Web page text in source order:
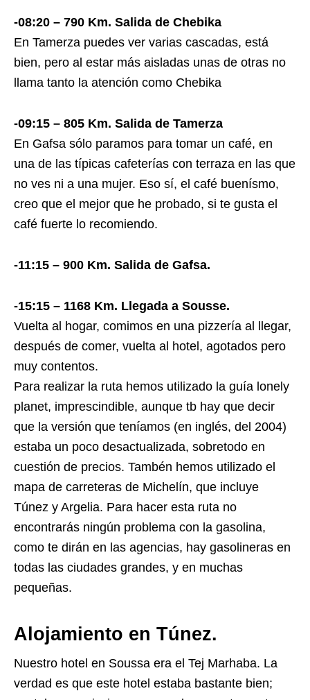
-08:20 – 790 Km. Salida de Chebika
En Tamerza puedes ver varias cascadas, está
bien, pero al estar más aisladas unas de otras no
llama tanto la atención como Chebika
-09:15 – 805 Km. Salida de Tamerza
En Gafsa sólo paramos para tomar un café, en
una de las típicas cafeterías con terraza en las que
no ves ni a una mujer. Eso sí, el café buenísmo,
creo que el mejor que he probado, si te gusta el
café fuerte lo recomiendo.
-11:15 – 900 Km. Salida de Gafsa.
-15:15 – 1168 Km. Llegada a Sousse.
Vuelta al hogar, comimos en una pizzería al llegar,
después de comer, vuelta al hotel, agotados pero
muy contentos.
Para realizar la ruta hemos utilizado la guía lonely
planet, imprescindible, aunque tb hay que decir
que la versión que teníamos (en inglés, del 2004)
estaba un poco desactualizada, sobretodo en
cuestión de precios. Tambén hemos utilizado el
mapa de carreteras de Michelín, que incluye
Túnez y Argelia. Para hacer esta ruta no
encontrarás ningún problema con la gasolina,
como te dirán en las agencias, hay gasolineras en
todas las ciudades grandes, y en muchas
pequeñas.
Alojamiento en Túnez.
Nuestro hotel en Soussa era el Tej Marhaba. La
verdad es que este hotel estaba bastante bien;